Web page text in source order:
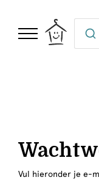
Vul hieronder je e-